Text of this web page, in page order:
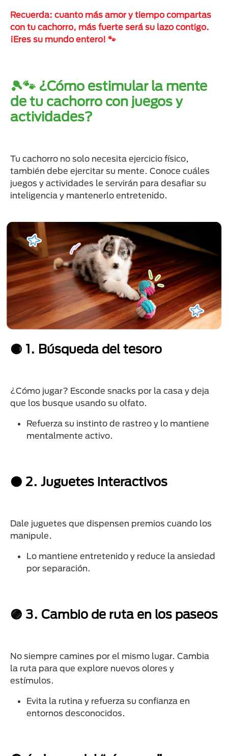
Recuerda: cuanto más amor y tiempo compartas
con tu cachorro, más fuerte será su lazo contigo.
¡Eres su mundo entero! 🐾
🎾🐾 ¿Cómo estimular la mente
de tu cachorro con juegos y
actividades?
Tu cachorro no solo necesita ejercicio físico,
también debe ejercitar su mente. Conoce cuáles
juegos y actividades le servirán para desafiar su
inteligencia y mantenerlo entretenido.
🟡 1. Búsqueda del tesoro
¿Cómo jugar? Esconde snacks por la casa y deja
que los busque usando su olfato.
Refuerza su instinto de rastreo y lo mantiene
mentalmente activo.
🟠 2. Juguetes interactivos
Dale juguetes que dispensen premios cuando los
manipule.
Lo mantiene entretenido y reduce la ansiedad
por separación.
🟣 3. Cambio de ruta en los paseos
No siempre camines por el mismo lugar. Cambia
la ruta para que explore nuevos olores y
estímulos.
Evita la rutina y refuerza su confianza en
entornos desconocidos.